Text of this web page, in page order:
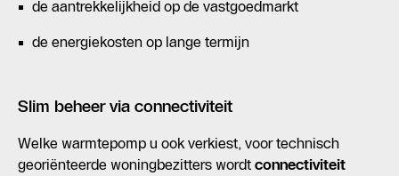
de aantrekkelijkheid op de vastgoedmarkt
de energiekosten op lange termijn
Slim beheer via connectiviteit
Welke warmtepomp u ook verkiest, voor technisch
georiënteerde woningbezitters wordt connectiviteit